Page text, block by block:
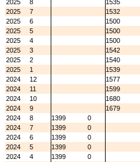
2025
8 1535
2025
7 1532
2025
6 1500
2025
5 1500
2025
4 1500
2025
3 1542
2025
2 1540
2025
1 1539
2024
12 1577
2024
11 1599
2024
10 1680
2024
9
1679
2024
8 1399
0
2024
7 1399
0
2024
6 1399
0
2024
5 1399
0
2024
4 1399
0